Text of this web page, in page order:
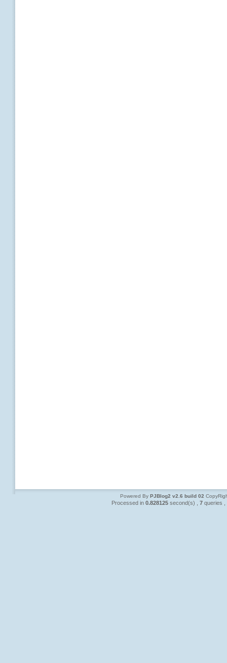
Powered By PJBlog2 v2.6 build 02
Processed in 0.828125second(s) , 7queries ,